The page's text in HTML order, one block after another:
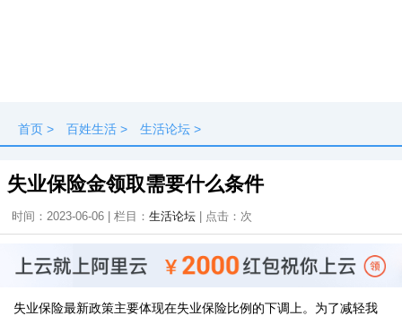
首页 > 百姓生活 > 生活论坛 >
失业保险金领取需要什么条件
时间：2023-06-06 | 栏目： 生活论坛 | 点击： 次
失业保险最新政策主要体现在失业保险比例的下调上。为了减轻我